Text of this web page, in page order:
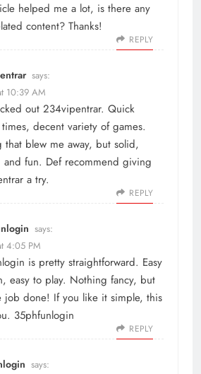
helped me a lot, is there any
content? Thanks!
REPLY
says:
10:39 AM
out 234vipentrar. Quick
decent variety of games.
that blew me away, but solid,
and fun. Def recommend giving
a try.
REPLY
says:
4:05 PM
is pretty straightforward. Easy
easy to play. Nothing fancy, but
job done! If you like it simple, this
35phfunlogin
REPLY
says: